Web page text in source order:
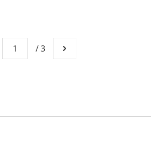
Sivu
You're currently reading page 1
/3 Mene seuraavalle